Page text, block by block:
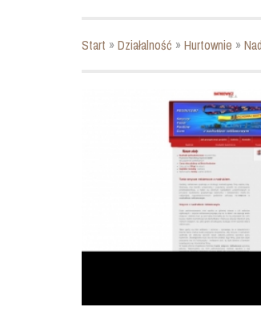
Start »Działalność »Hurtownie »